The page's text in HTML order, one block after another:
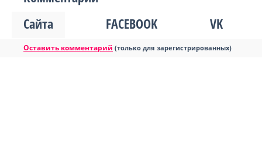
Сайта
FACEBOOK VK
Оставить комментарий (только для зарегистрированных)